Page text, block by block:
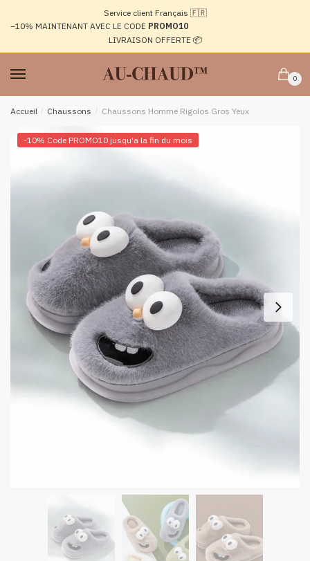
navigation
Service client Français 🇫🇷
–10% MAINTENANT AVEC LE CODE PROMO10
LIVRAISON OFFERTE 📦
0
Accueil / Chaussons / Chaussons Homme Rigolos Gros Yeux
-10% Code PROMO10 jusqu'a la fin du mois